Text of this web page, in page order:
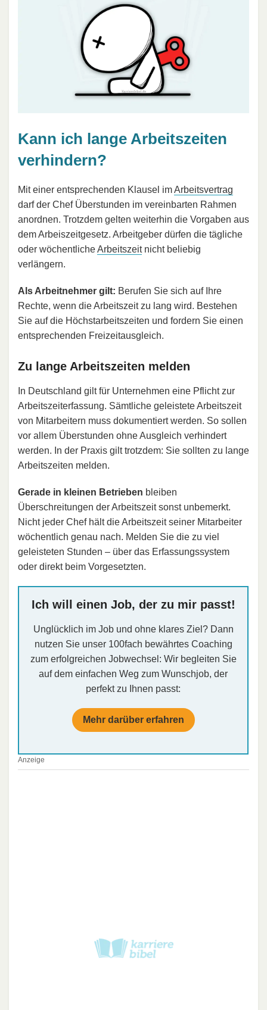
Kann ich lange Arbeitszeiten
verhindern?
Mit einer entsprechenden Klausel imArbeitsvertrag
darf der Chef Überstunden im vereinbarten Rahmen
anordnen. Trotzdem gelten weiterhin die Vorgaben aus
dem Arbeiszeitgesetz. Arbeitgeber dürfen die tägliche
oder wöchentlicheArbeitszeitnicht beliebig
verlängern.
Als Arbeitnehmer gilt: Berufen Sie sich auf Ihre
Rechte, wenn die Arbeitszeit zu lang wird. Bestehen
Sie auf die Höchstarbeitszeiten und fordern Sie einen
entsprechenden Freizeitausgleich.
Zu lange Arbeitszeiten melden
In Deutschland gilt für Unternehmen eine Pflicht zur
Arbeitszeiterfassung. Sämtliche geleistete Arbeitszeit
von Mitarbeitern muss dokumentiert werden. So sollen
vor allem Überstunden ohne Ausgleich verhindert
werden. In der Praxis gilt trotzdem: Sie sollten zu lange
Arbeitszeiten melden.
Gerade in kleinen Betrieben bleiben
Überschreitungen der Arbeitszeit sonst unbemerkt.
Nicht jeder Chef hält die Arbeitszeit seiner Mitarbeiter
wöchentlich genau nach. Melden Sie die zu viel
geleisteten Stunden – über das Erfassungssystem
oder direkt beim Vorgesetzten.
Ich will einen Job, der zu mir passt!
Unglücklich im Job und ohne klares Ziel? Dann
nutzen Sie unser 100fach bewährtes Coaching
zum erfolgreichen Jobwechsel: Wir begleiten Sie
auf dem einfachen Weg zum Wunschjob, der
perfekt zu Ihnen passt:
Mehr darüber erfahren
Anzeige